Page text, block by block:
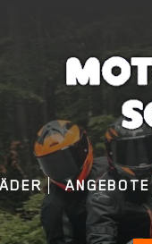
ANGEBOTE